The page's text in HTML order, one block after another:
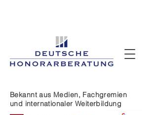
Bekannt aus Medien, Fachgremien
und internationaler Weiterbildung